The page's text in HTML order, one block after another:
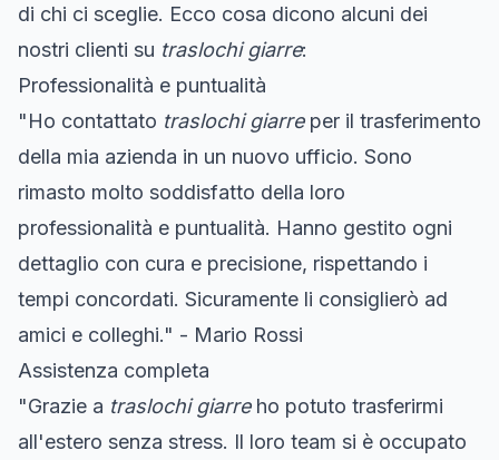
di chi ci sceglie. Ecco cosa dicono alcuni dei
nostri clienti su traslochi giarre:
Professionalità e puntualità
"Ho contattato traslochi giarreper il trasferimento
della mia azienda in un nuovo ufficio. Sono
rimasto molto soddisfatto della loro
professionalità e puntualità. Hanno gestito ogni
dettaglio con cura e precisione, rispettando i
tempi concordati. Sicuramente li consiglierò ad
amici e colleghi." - Mario Rossi
Assistenza completa
"Grazie a traslochi giarreho potuto trasferirmi
all'estero senza stress. Il loro team si è occupato